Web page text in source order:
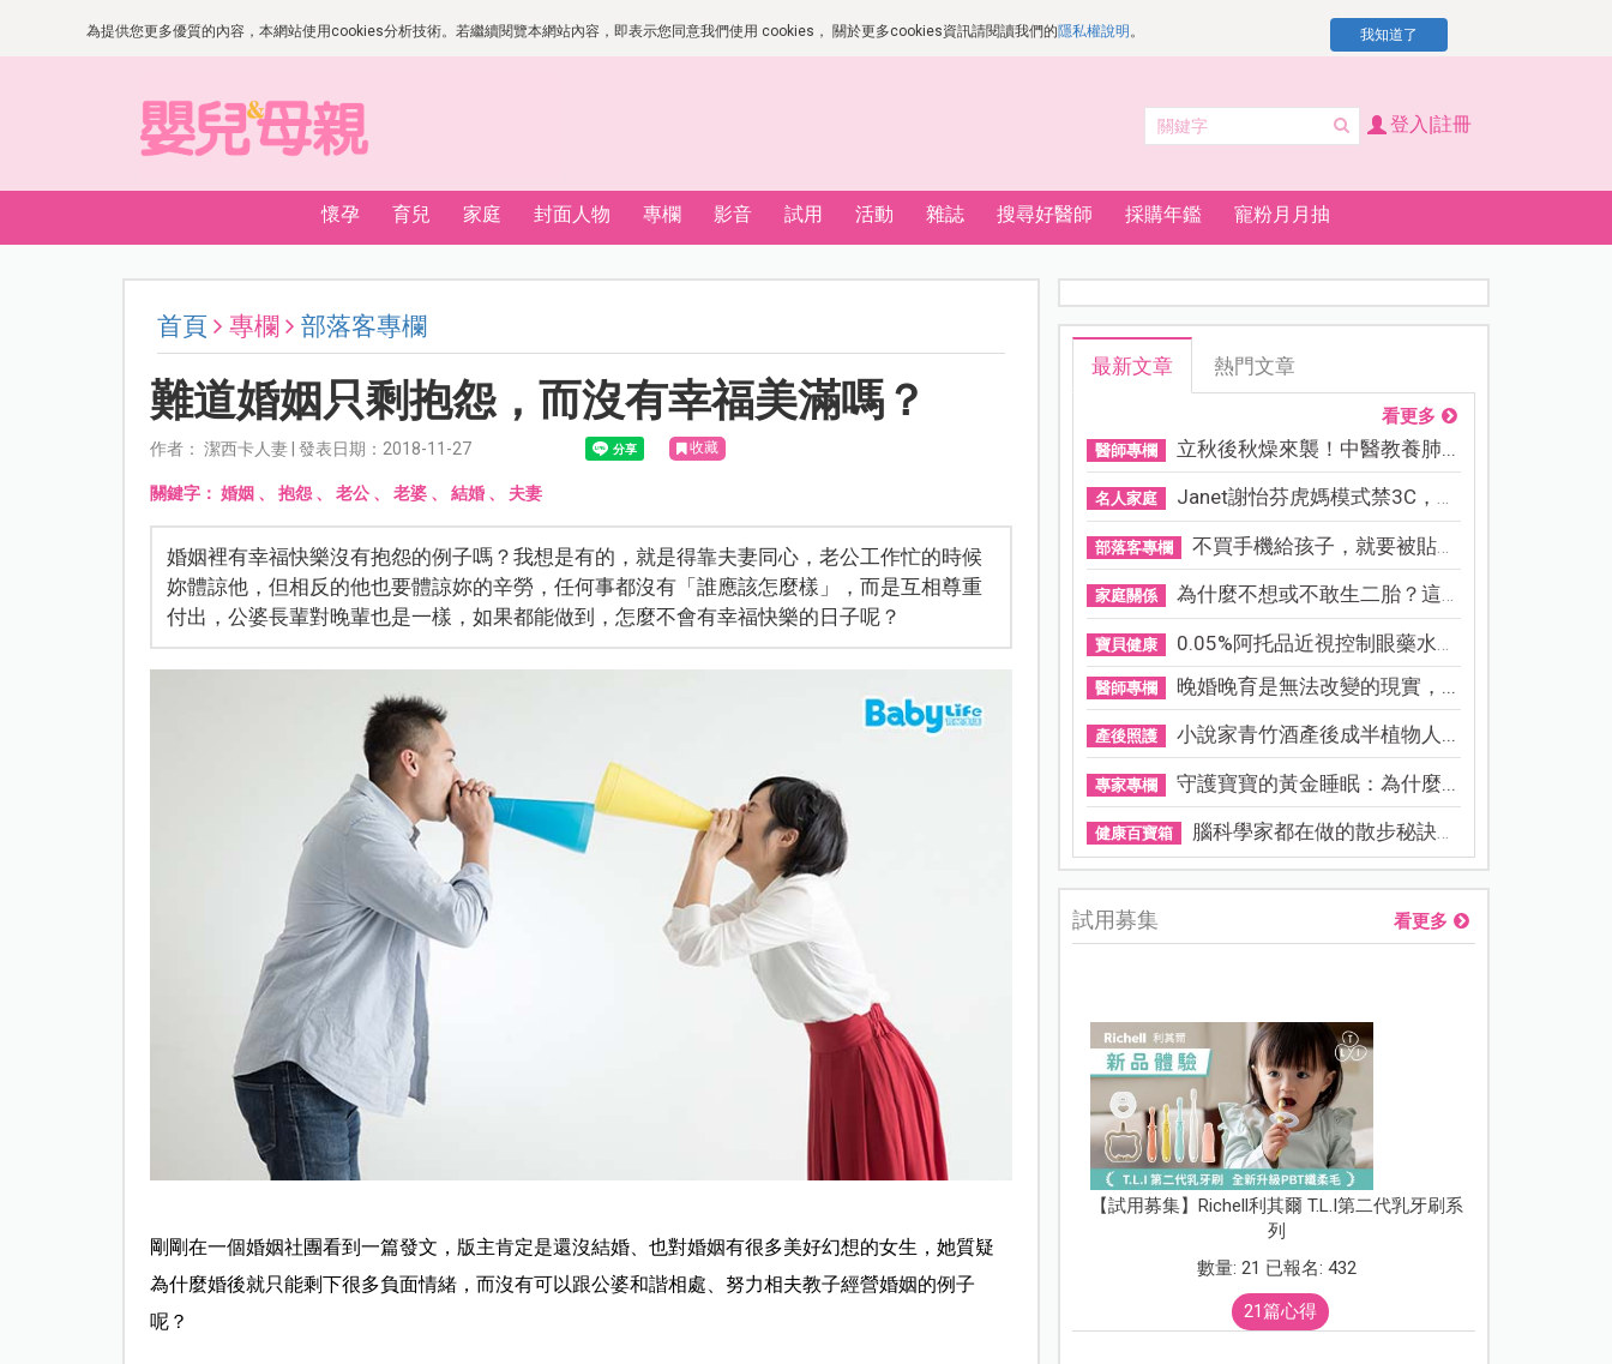
為提供您更多優質的內容，本網站使用cookies分析技術。若繼續閱覽本網站內容，即表示您同意我們使用 cookies， 關於更多cookies資訊請閱讀我們的隱私權說明 。 我知道了
登入|註冊
懷孕 育兒 家庭 封面人物 專欄 影音 試用 活動 雜誌 搜尋好醫師 採購年鑑 寵粉月月抽
首頁 專欄 部落客專欄
難道婚姻只剩抱怨，而沒有幸福美滿嗎？
作者： 潔西卡人妻 | 發表日期：2018-11-27 收藏
關鍵字： 婚姻 、 抱怨、 老公、 老婆、 結婚、 夫妻
婚姻裡有幸福快樂沒有抱怨的例子嗎？我想是有的，就是得靠夫妻同心，老公工作忙的時候
妳體諒他，但相反的他也要體諒妳的辛勞，任何事都沒有「誰應該怎麼樣」，而是互相尊重
付出，公婆長輩對晚輩也是一樣，如果都能做到，怎麼不會有幸福快樂的日子呢？
剛剛在一個婚姻社團看到一篇發文，版主肯定是還沒結婚、也對婚姻有很多美好幻想的女生，她質疑
為什麼婚後就只能剩下很多負面情緒，而沒有可以跟公婆和諧相處、努力相夫教子經營婚姻的例子
呢？
最新文章 熱門文章
看更多
醫師專欄 立秋後秋燥來襲！中醫教養肺...
名人家庭 Janet謝怡芬虎媽模式禁3C，看...
部落客專欄 不買手機給孩子，就要被貼「...
家庭關係 為什麼不想或不敢生二胎？這8...
寶貝健康 0.05%阿托品近視控制眼藥水納...
醫師專欄 晚婚晚育是無法改變的現實，...
產後照護 小說家青竹酒產後成半植物人...
專家專欄 守護寶寶的黃金睡眠：為什麼...
健康百寶箱 腦科學家都在做的散步秘訣！...
試用募集 看更多
【試用募集】Richell利其爾 T.L.I第二代乳牙刷系
列
數量: 21 已報名: 432
21篇心得